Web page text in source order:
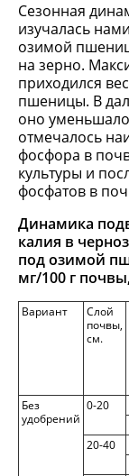
Сезонная
изучалась
озимой
на зерно.
приходился
пшеницы. В
оно
отмечалось
фосфора в
культуры и
фосфатов в
Динамика
калия в
под озимой
мг/100 г
Вариант
Слой
почвы,
см.
Без
удобрений
0-20
20-40